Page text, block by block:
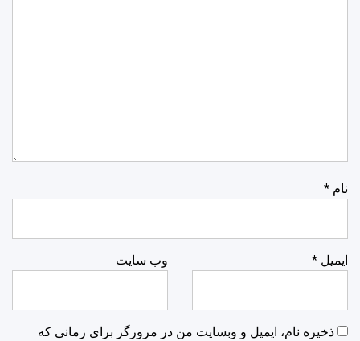
نام *
ایمیل * وب‌ سایت
ذخیره نام، ایمیل و وبسایت من در مرورگر برای زمانی که